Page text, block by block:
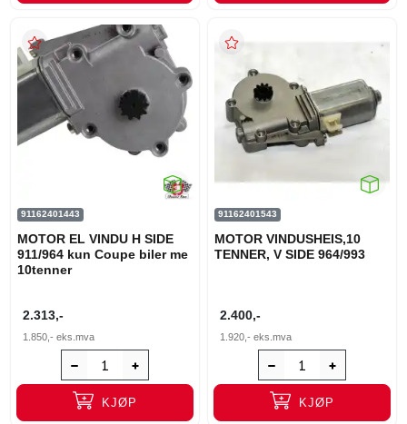
91162401443
MOTOR EL VINDU H SIDE
911/964 kun Coupe biler me
10tenner
2.313,-
1.850,- eks.mva
KJØP
91162401543
MOTOR VINDUSHEIS,10
TENNER, V SIDE 964/993
2.400,-
1.920,- eks.mva
KJØP